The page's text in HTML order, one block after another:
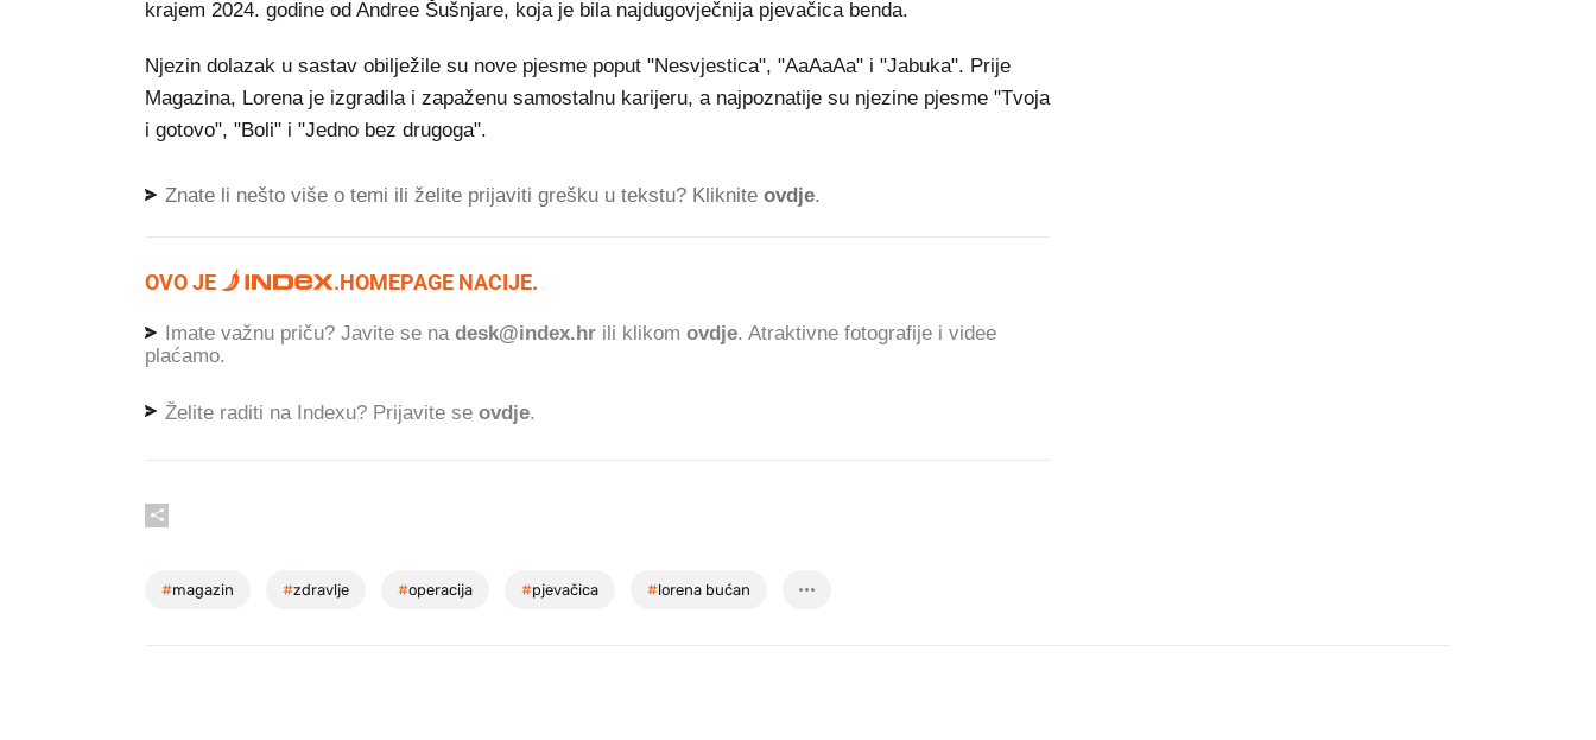
krajem 2024. godine od Andree Šušnjare, koja je bila najdugovječnija pjevačica benda.
Njezin dolazak u sastav obilježile su nove pjesme poput "Nesvjestica", "AaAaAa" i "Jabuka". Prije
Magazina, Lorena je izgradila i zapaženu samostalnu karijeru, a najpoznatije su njezine pjesme "Tvoja
i gotovo", "Boli" i "Jedno bez drugoga".
Znate li nešto više o temi ili želite prijaviti grešku u tekstu? Kliknite ovdje.
OVO JE .HOMEPAGE NACIJE.
Imate važnu priču? Javite se na desk@index.hr ili klikom ovdje. Atraktivne fotografije i videe
plaćamo.
Želite raditi na Indexu? Prijavite se ovdje.
#magazin #zdravlje #operacija #pjevačica #lorena bućan